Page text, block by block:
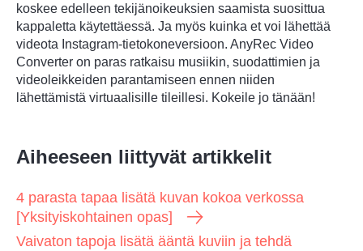
koskee edelleen tekijänoikeuksien saamista suosittua
kappaletta käytettäessä. Ja myös kuinka et voi lähettää
videota Instagram-tietokoneversioon. AnyRec Video
Converter on paras ratkaisu musiikin, suodattimien ja
videoleikkeiden parantamiseen ennen niiden
lähettämistä virtuaalisille tileillesi. Kokeile jo tänään!
Aiheeseen liittyvät artikkelit
4 parasta tapaa lisätä kuvan kokoa verkossa
[Yksityiskohtainen opas]
Vaivaton tapoja lisätä ääntä kuviin ja tehdä